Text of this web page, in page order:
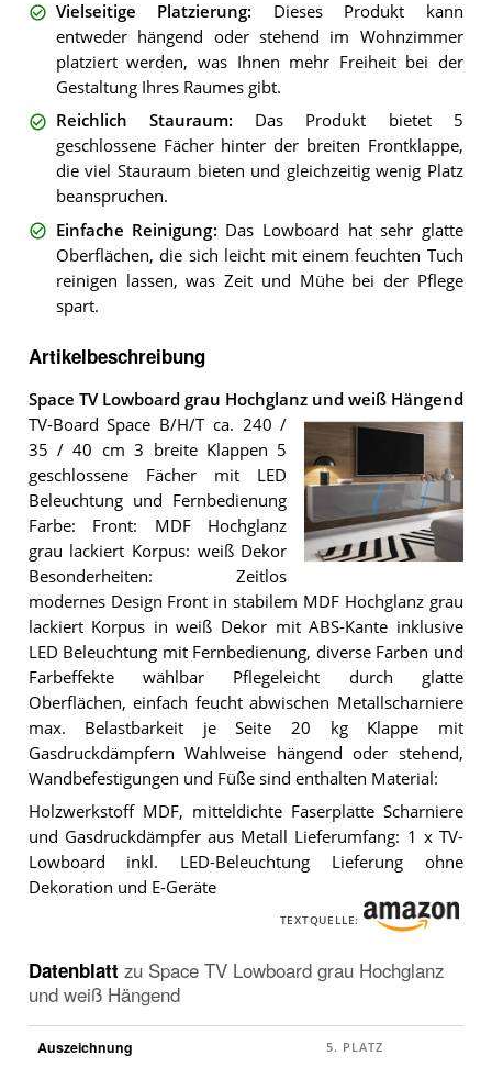
Vielseitige Platzierung: Dieses Produkt kann
entweder hängend oder stehend im Wohnzimmer
platziert werden, was Ihnen mehr Freiheit bei der
Gestaltung Ihres Raumes gibt.
Reichlich Stauraum: Das Produkt bietet 5
geschlossene Fächer hinter der breiten Frontklappe,
die viel Stauraum bieten und gleichzeitig wenig Platz
beanspruchen.
Einfache Reinigung: Das Lowboard hat sehr glatte
Oberflächen, die sich leicht mit einem feuchten Tuch
reinigen lassen, was Zeit und Mühe bei der Pflege
spart.
Artikelbeschreibung
Space TV Lowboard grau Hochglanz und weiß Hängend
Space
TV
grau
Hochglanz
und
weiß
Hängend
TV-Board Space B/H/T ca. 240 /
35 / 40 cm 3 breite Klappen 5
geschlossene Fächer mit LED
Beleuchtung und Fernbedienung
Farbe: Front: MDF Hochglanz
grau lackiert Korpus: weiß Dekor
Besonderheiten: Zeitlos
modernes Design Front in stabilem MDF Hochglanz grau
lackiert Korpus in weiß Dekor mit ABS-Kante inklusive
LED Beleuchtung mit Fernbedienung, diverse Farben und
Farbeffekte wählbar Pflegeleicht durch glatte
Oberflächen, einfach feucht abwischen Metallscharniere
max. Belastbarkeit je Seite 20 kg Klappe mit
Gasdruckdämpfern Wahlweise hängend oder stehend,
Wandbefestigungen und Füße sind enthalten Material:
Holzwerkstoff MDF, mitteldichte Faserplatte Scharniere
und Gasdruckdämpfer aus Metall Lieferumfang: 1 x TV-
Lowboard inkl. LED-Beleuchtung Lieferung ohne
Dekoration und E-Geräte
TEXTQUELLE:
Datenblatt zu Space TV Lowboard grau Hochglanz
und weiß Hängend
Auszeichnung